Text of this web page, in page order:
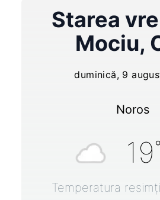
Starea
Mociu,
duminică, 9
Noros
19
Temperatura